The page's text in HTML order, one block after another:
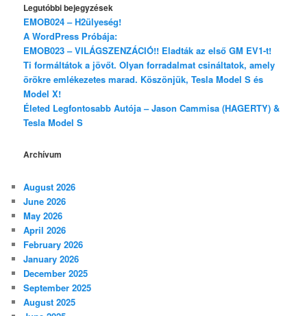
Legutóbbi bejegyzések
EMOB024 – H2ülyeség!
A WordPress Próbája:
EMOB023 – VILÁGSZENZÁCIÓ!! Eladták az első GM EV1-t!
Ti formáltátok a jövőt. Olyan forradalmat csináltatok, amely
örökre emlékezetes marad. Köszönjük, Tesla Model S és
Model X!
Életed Legfontosabb Autója – Jason Cammisa (HAGERTY) &
Tesla Model S
Archívum
August 2026
June 2026
May 2026
April 2026
February 2026
January 2026
December 2025
September 2025
August 2025